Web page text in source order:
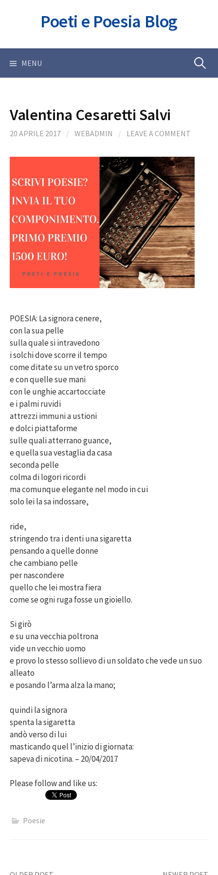
Poeti e Poesia Blog
MENU Ricerca
Valentina Cesaretti Salvi
20 APRILE 2017 / WEBADMIN / LEAVE A COMMENT
POESIA: La signora cenere,
con la sua pelle
sulla quale si intravedono
i solchi dove scorre il tempo
come ditate su un vetro sporco
e con quelle sue mani
con le unghie accartocciate
e i palmi ruvidi
attrezzi immuni a ustioni
e dolci piattaforme
sulle quali atterrano guance,
e quella sua vestaglia da casa
seconda pelle
colma di logori ricordi
ma comunque elegante nel modo in cui
solo lei la sa indossare,
ride,
stringendo tra i denti una sigaretta
pensando a quelle donne
che cambiano pelle
per nascondere
quello che lei mostra fiera
come se ogni ruga fosse un gioiello.
Si girò
e su una vecchia poltrona
vide un vecchio uomo
e provo lo stesso sollievo di un soldato che vede un suo
alleato
e posando l’arma alza la mano;
quindi la signora
spenta la sigaretta
andò verso di lui
masticando quel l’inizio di giornata:
sapeva di nicotina. – 20/04/2017
Please follow and like us:
Poesie